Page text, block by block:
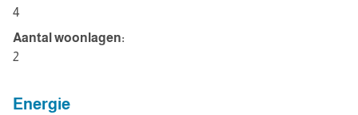
4
Aantal woonlagen:
2
Energie